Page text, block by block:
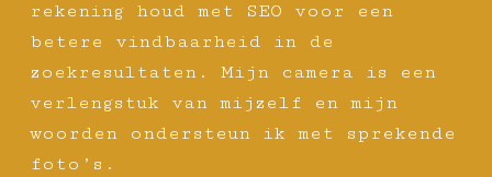
rekening houd met SEO voor een
betere vindbaarheid in de
zoekresultaten. Mijn camera is een
verlengstuk van mijzelf en mijn
woorden ondersteun ik met sprekende
foto’s.